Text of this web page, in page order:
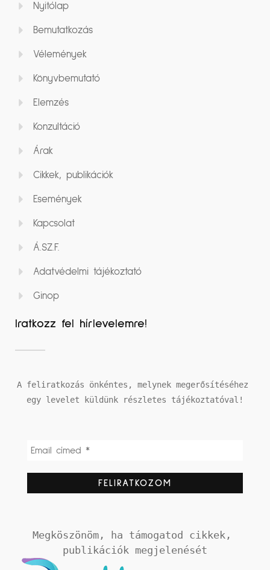
Nyitólap
Bemutatkozás
Vélemények
Könyvbemutató
Elemzés
Konzultáció
Árak
Cikkek, publikációk
Események
Kapcsolat
Á.SZ.F.
Adatvédelmi tájékoztató
Ginop
Iratkozz fel hírlevelemre!
A feliratkozás önkéntes, melynek megerősítéséhez
egy levelet küldünk részletes tájékoztatóval!
Megköszönöm, ha támogatod cikkek,
publikációk megjelenését